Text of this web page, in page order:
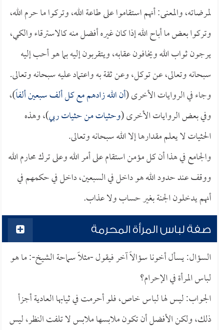
لمرضاته، والمعنى: أنهم استقاموا على طاعة الله، وتركوا ما حرم الله،
وتركوا بعض ما أباح الله إذا كان غيره أفضل منه كالاسترقاء والكي،
يرجون ثواب الله ويخافون عقابه، ويتقربون إليه بما هو أحب إليه
سبحانه وتعالى، عن توكل، وعن ثقة به واعتماد عليه سبحانه وتعالى.
وجاء في الروايات الأخرى (أن الله زادهم مع كل ألف سبعين ألفاً)،
وفي بعض الروايات الأخرى (وحثيات من حثيات ربي)، وهذه
الحثيات لا يعلم مقدارها إلا الله سبحانه وتعالى.
والجامع في هذا أن كل مؤمن استقام على أمر الله وعلى ترك محارم الله
ووقف عند حدود الله هو داخل في السبعين، داخل في حكمهم في
أنهم يدخلون الجنة بغير حساب ولا عذاب.
صفة لباس المرأة المحرمة
السؤال: يسأل أخونا سؤالاً آخر فيقول -مثلاً سماحة الشيخ-: ما هو
لباس المرأة في الإحرام؟
الجواب: ليس لها لباس خاص، فلو أحرمت في ثيابها العادية أجزأ
ذلك، ولكن الأفضل أن تكون ملابسها ملابس لا تلفت النظر، ليس